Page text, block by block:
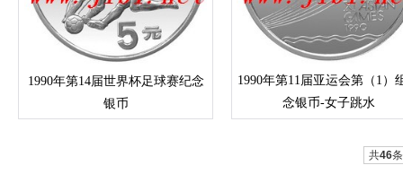
1990年第14届世界杯足球赛纪念
银币
1990年第11届亚运会第（1）
念银币-女子跳水
共46